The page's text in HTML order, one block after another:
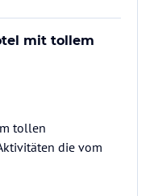
HolidayCheck. Bitte
Angebotsdetailsdes
mit tollem
tollen
die vom